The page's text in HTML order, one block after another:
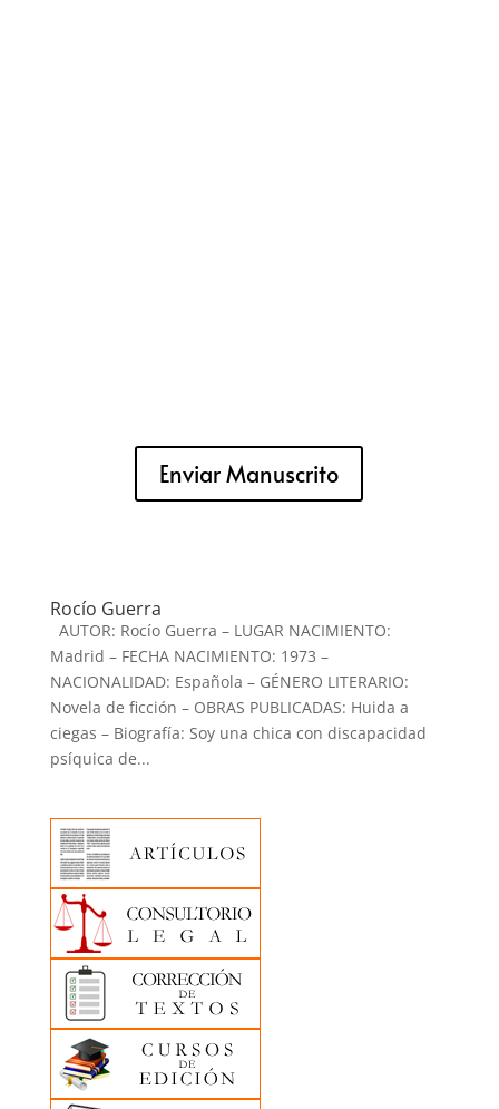
Enviar Manuscrito
Rocío Guerra
AUTOR: Rocío Guerra – LUGAR NACIMIENTO:
Madrid – FECHA NACIMIENTO: 1973 –
NACIONALIDAD: Española – GÉNERO LITERARIO:
Novela de ficción – OBRAS PUBLICADAS: Huida a
ciegas – Biografía: Soy una chica con discapacidad
psíquica de...